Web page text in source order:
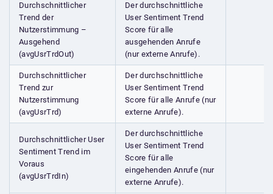
Durchschnittlicher
Trend der
Nutzerstimmung –
Ausgehend
(avgUsrTrdOut)
Der durchschnittliche
User Sentiment Trend
Score für alle
ausgehenden Anrufe
(nur externe Anrufe).
Durchschnittlicher
Trend zur
Nutzerstimmung
(avgUsrTrd)
Der durchschnittliche
User Sentiment Trend
Score für alle Anrufe (nur
externe Anrufe).
Durchschnittlicher User
Sentiment Trend im
Voraus
(avgUsrTrdIn)
Der durchschnittliche
User Sentiment Trend
Score für alle
eingehenden Anrufe (nur
externe Anrufe).